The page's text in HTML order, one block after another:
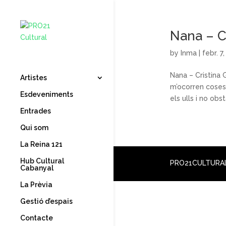
Artistes
Esdeveniments
Entrades
Qui som
La Reina 121
Hub Cultural
Cabanyal
La Prèvia
Gestió d’espais
Contacte
Nana –
by Inma| febr.
Nana – Cristina
m’ocorren
els ulls i no